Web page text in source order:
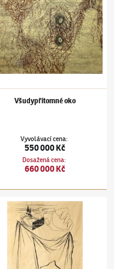
Všudypřítomné oko
Vyvolávací cena:
550 000 Kč
Dosažená cena:
660 000 Kč
Štyrský(1899–1942)Krajina s